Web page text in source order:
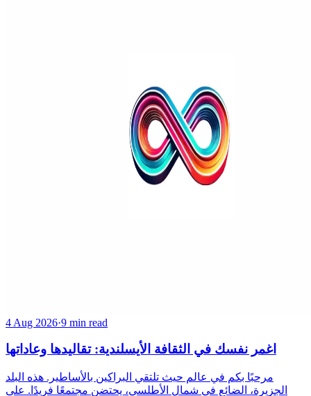
4 Aug 2026·9 min read
اغمر نفسك في الثقافة الأيسلندية: تقاليدها وعاداتها
مرحبًا بكم في عالم حيث تلتقي البراكين بالأساطير. هذه البلد
الجزيرة، الضائع في شمال الأطلسي، يحتضن مجتمعًا فريدًا. على